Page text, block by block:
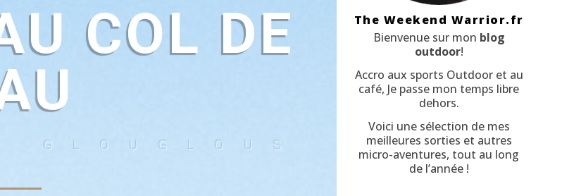
COL DE
GLOUGLOUS
The Weekend Warrior.fr
Bienvenue sur mon blog
outdoor!
Accro aux sports Outdoor et au
café, Je passe mon temps libre
dehors.
Voici une sélection de mes
meilleures sorties et autres
micro-aventures, tout au long
de l’année !